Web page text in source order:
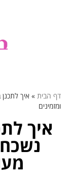
דף הבית » איך
ומזמינים
איך